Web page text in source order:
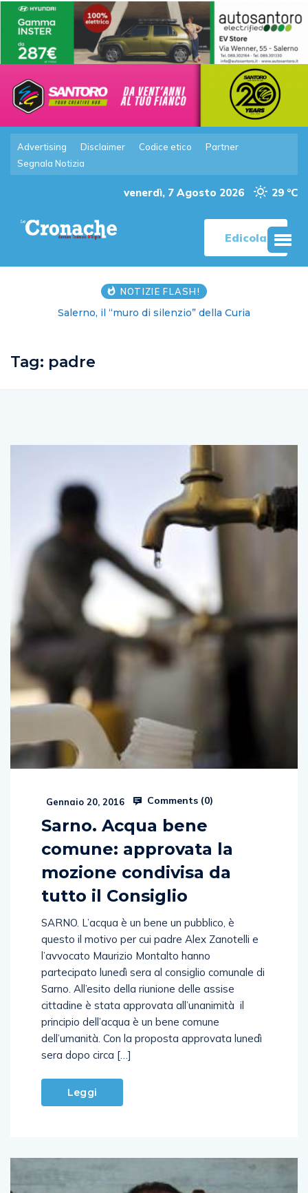
Advertising Disclaimer Codice etico
Partner
Segnala Notizia
venerdì, 7 Agosto 2026 29 °C
Edicola
NOTIZIE FLASH!
Salerno, il “muro di silenzio” della Curia
Tag: padre
Gennaio 20, 2016 Comments (0)
Sarno. Acqua bene
comune: approvata la
mozione condivisa da
tutto il Consiglio
SARNO. L’acqua è un bene un pubblico, è
questo il motivo per cui padre Alex Zanotelli e
l’avvocato Maurizio Montalto hanno
partecipato lunedì sera al consiglio comunale di
Sarno. All’esito della riunione delle assise
cittadine è stata approvata all’unanimità il
principio dell’acqua è un bene comune
dell’umanità. Con la proposta approvata lunedì
sera dopo circa […]
Leggi